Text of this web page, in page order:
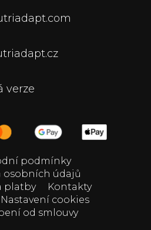
verze
podmínky
osobních údajů
platby
Kontakty
Nastavení cookies
od smlouvy